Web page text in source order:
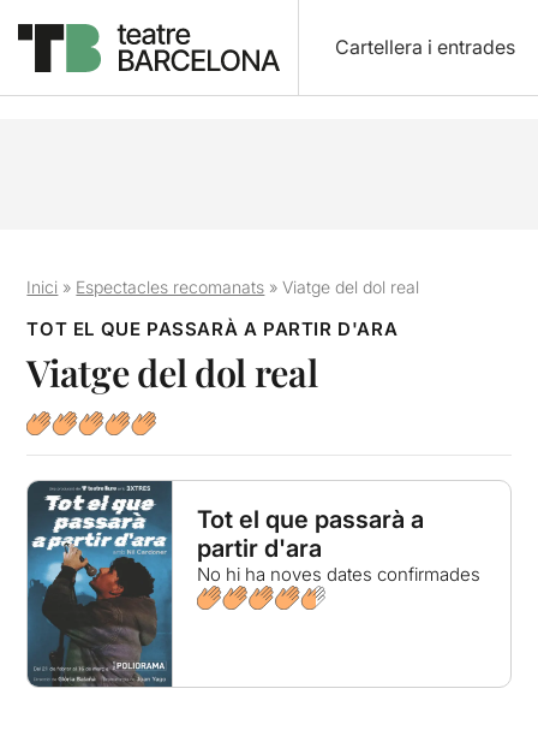
Cartellera i entrades
Inici » Espectacles recomanats »Viatge del dol real
TOT EL QUE PASSARÀ A PARTIR D'ARA
Viatge del dol real
Tot el que passarà a
partir d'ara
No hi ha noves dates confirmades